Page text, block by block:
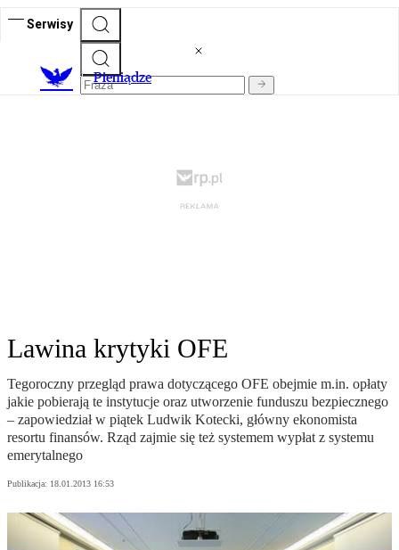
Serwisy
Pieniądze
Lawina krytyki OFE
Tegoroczny przegląd prawa dotyczącego OFE obejmie m.in. opłaty
jakie pobierają te instytucje oraz utworzenie funduszu bezpiecznego
– zapowiedział w piątek Ludwik Kotecki, główny ekonomista
resortu finansów. Rząd zajmie się też systemem wypłat z systemu
emerytalnego
Publikacja: 18.01.2013 16:53